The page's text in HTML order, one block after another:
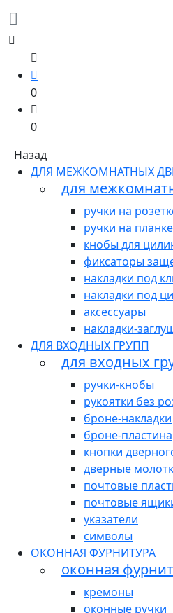
0
0
Назад
ДЛЯ МЕЖКОМНАТНЫХ
для
ручки на
ручки на планке
кнобы для
фиксаторы
накладки под
накладки под
аксессуары
накладки-
ДЛЯ ВХОДНЫХ ГРУПП
для входных
ручки-кнобы
рукоятки без
броне-накладки
броне-пластина
кнопки
дверные
почтовые
почтовые
указатели
символы
ОКОННАЯ ФУРНИТУРА
оконная
кремоны
оконные ручки